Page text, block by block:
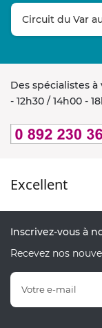
Circuit du Var
Des spécialistes
- 12h30 / 14h00 -
Excellent
Inscrivez-vous à
Recevez nos